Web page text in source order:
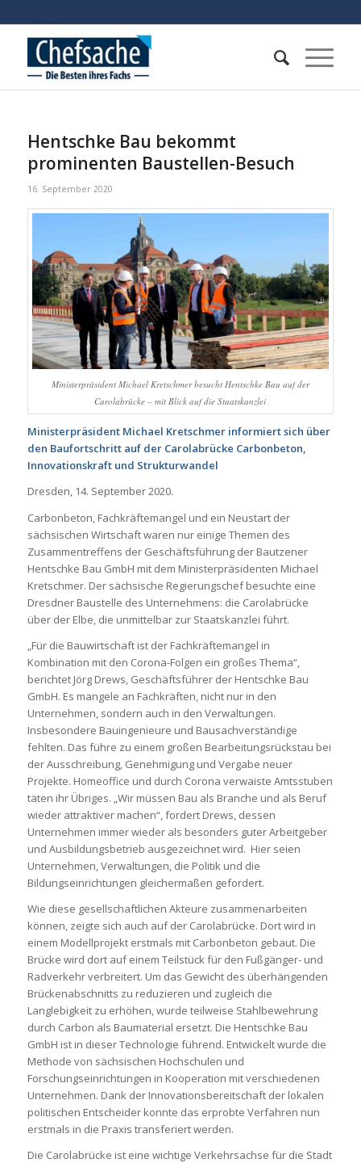
Hentschke Bau bekommt
prominenten Baustellen-Besuch
16. September 2020
Ministerpräsident Michael Kretschmer besucht Hentschke Bau auf der
Carolabrücke – mit Blick auf die Staatskanzlei
Ministerpräsident Michael Kretschmer informiert sich über
den Baufortschritt auf der Carolabrücke Carbonbeton,
Innovationskraft und Strukturwandel
Dresden, 14. September 2020.
Carbonbeton, Fachkräftemangel und ein Neustart der
sächsischen Wirtschaft waren nur einige Themen des
Zusammentreffens der Geschäftsführung der Bautzener
Hentschke Bau GmbH mit dem Ministerpräsidenten Michael
Kretschmer. Der sächsische Regierungschef besuchte eine
Dresdner Baustelle des Unternehmens: die Carolabrücke
über der Elbe, die unmittelbar zur Staatskanzlei führt.
„Für die Bauwirtschaft ist der Fachkräftemangel in
Kombination mit den Corona-Folgen ein großes Thema“,
berichtet Jörg Drews, Geschäftsführer der Hentschke Bau
GmbH. Es mangele an Fachkräften, nicht nur in den
Unternehmen, sondern auch in den Verwaltungen.
Insbesondere Bauingenieure und Bausachverständige
fehlten. Das führe zu einem großen Bearbeitungsrückstau bei
der Ausschreibung, Genehmigung und Vergabe neuer
Projekte. Homeoffice und durch Corona verwaiste Amtsstuben
täten ihr Übriges. „Wir müssen Bau als Branche und als Beruf
wieder attraktiver machen“, fordert Drews, dessen
Unternehmen immer wieder als besonders guter Arbeitgeber
und Ausbildungsbetrieb ausgezeichnet wird. Hier seien
Unternehmen, Verwaltungen, die Politik und die
Bildungseinrichtungen gleichermaßen gefordert.
Wie diese gesellschaftlichen Akteure zusammenarbeiten
können, zeigte sich auch auf der Carolabrücke. Dort wird in
einem Modellprojekt erstmals mit Carbonbeton gebaut. Die
Brücke wird dort auf einem Teilstück für den Fußgänger- und
Radverkehr verbreitert. Um das Gewicht des überhängenden
Brückenabschnitts zu reduzieren und zugleich die
Langlebigkeit zu erhöhen, wurde teilweise Stahlbewehrung
durch Carbon als Baumaterial ersetzt. Die Hentschke Bau
GmbH ist in dieser Technologie führend. Entwickelt wurde die
Methode von sächsischen Hochschulen und
Forschungseinrichtungen in Kooperation mit verschiedenen
Unternehmen. Dank der Innovationsbereitschaft der lokalen
politischen Entscheider konnte das erprobte Verfahren nun
erstmals in die Praxis transferiert werden.
Die Carolabrücke ist eine wichtige Verkehrsachse für die Stadt